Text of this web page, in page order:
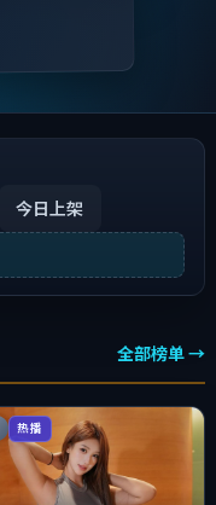
今日上架
全部榜单 →
热播